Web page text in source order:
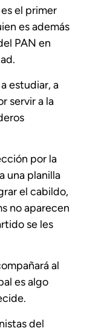
el primer
es además
PAN en
estudiar, a
servir a la
por la
una planilla
el cabildo,
no aparecen
se les
al
es algo
del